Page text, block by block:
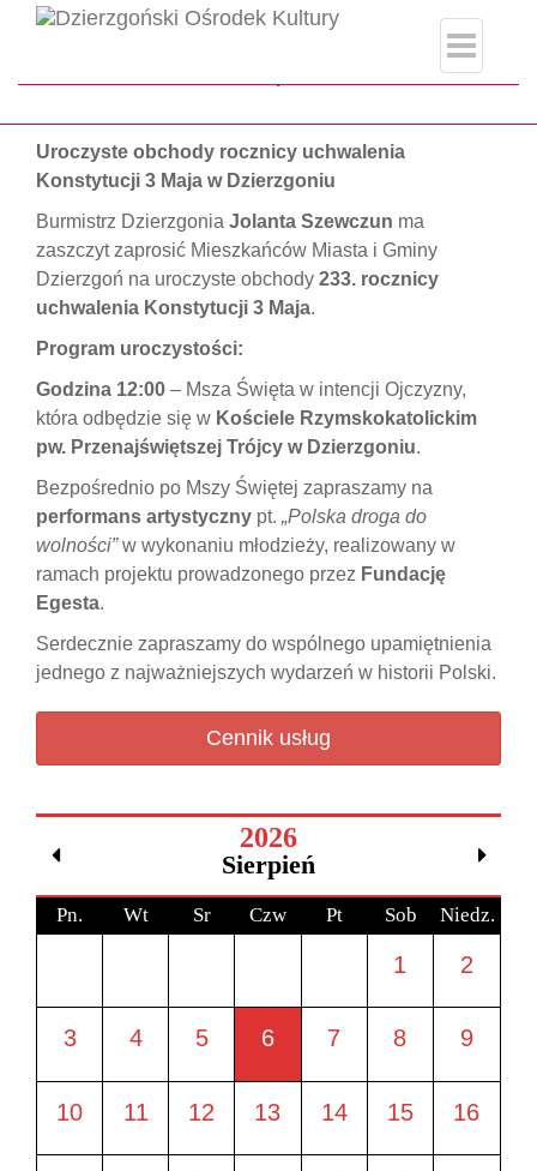
index.php
Uroczyste obchody rocznicy uchwalenia
Konstytucji 3 Maja w Dzierzgoniu
Burmistrz Dzierzgonia Jolanta Szewczun ma
zaszczyt zaprosić Mieszkańców Miasta i Gminy
Dzierzgoń na uroczyste obchody 233. rocznicy
uchwalenia Konstytucji 3 Maja.
Program uroczystości:
Godzina 12:00 – Msza Święta w intencji Ojczyzny,
która odbędzie się w Kościele Rzymskokatolickim
pw. Przenajświętszej Trójcy w Dzierzgoniu.
Bezpośrednio po Mszy Świętej zapraszamy na
performans artystyczny pt. „Polska droga do
wolności”w wykonaniu młodzieży, realizowany w
ramach projektu prowadzonego przez Fundację
Egesta.
Serdecznie zapraszamy do wspólnego upamiętnienia
jednego z najważniejszych wydarzeń w historii Polski.
Cennik usług
2026
Sierpień
Pn. Wt Sr Czw Pt Sob Niedz.
1 2
3 4 5 6 7 8 9
10 11 12 13 14 15 16